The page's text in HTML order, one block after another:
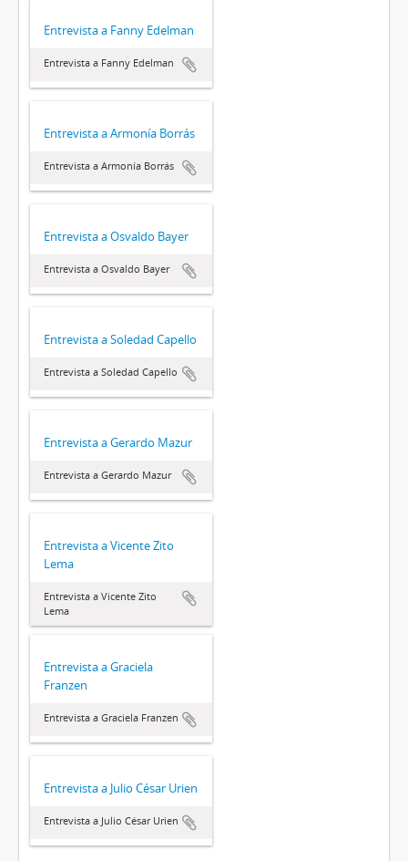
Entrevista a Fanny Edelman
Entrevista a Fanny Edelman
Entrevista a Armonía Borrás
Entrevista a Armonía Borrás
Entrevista a Osvaldo Bayer
Entrevista a Osvaldo Bayer
Entrevista a Soledad Capello
Entrevista a Soledad Capello
Entrevista a Gerardo Mazur
Entrevista a Gerardo Mazur
Entrevista a Vicente Zito
Lema
Entrevista a Vicente Zito
Lema
Entrevista a Graciela
Franzen
Entrevista a Graciela Franzen
Entrevista a Julio César Urien
Entrevista a Julio César Urien